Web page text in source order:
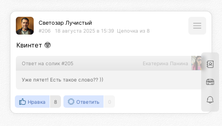
Светозар Лучистый
#206 18 августа 2025 в 15:39 Цепочка из 8
Квинтет 🤓
Ответ на солик #205 Екатерина Панина
Уже пятет! Есть такое слово?? ))
Нравка 8 Ответить 0